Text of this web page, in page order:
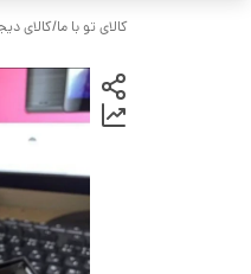
کالای تو با ما/کالای